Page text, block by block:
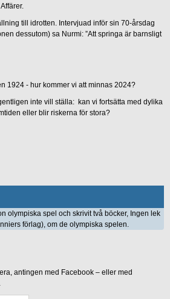
till idrotten. Intervjuad inför sin 70-årsdag
dessutom) sa Nurmi: ”Att springa är barnsligt
1924 - hur kommer vi att minnas 2024?
inte vill ställa: kan vi fortsätta med dylika
eller blir riskerna för stora?
olympiska spel och skrivit två böcker, Ingen lek
förlag), om de olympiska spelen.
antingen med Facebook – eller med